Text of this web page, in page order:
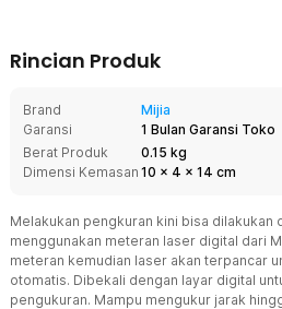
Rincian Produk
Brand
Mijia
Garansi
1 Bulan Garansi Toko
Berat Produk
0.15 kg
Dimensi Kemasan 10 x 4 x 14 cm
Melakukan pengkuran kini bisa dilakukan
menggunakan meteran laser digital dari
meteran kemudian laser akan terpancar
otomatis. Dibekali dengan layar digital
pengukuran. Mampu mengukur jarak